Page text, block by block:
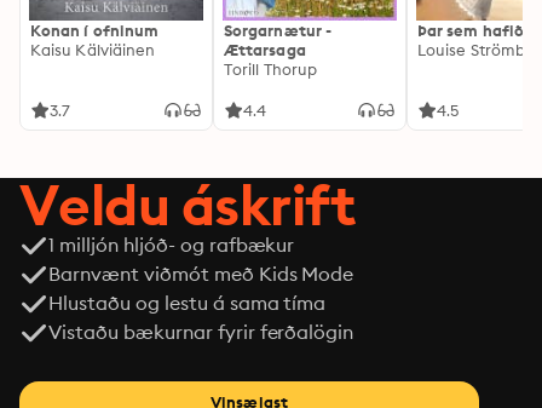
Konan í ofninum
Kaisu Kälviäinen
3.7
Sorgarnætur -
Ættarsaga
Torill Thorup
4.4
Þar sem hafið
Louise
4.5
Veldu áskrift
1 milljón hljóð- og rafbækur
Barnvænt viðmót með Kids Mode
Hlustaðu og lestu á sama tíma
Vistaðu bækurnar fyrir ferðalögin
Vinsælast